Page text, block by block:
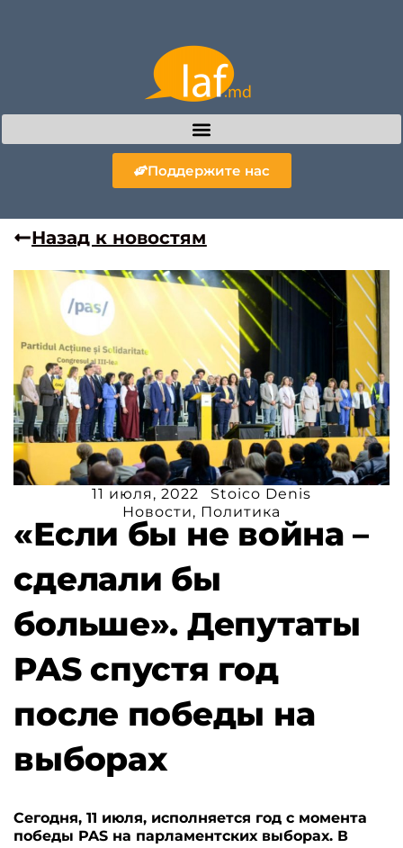
Поддержите нас
Назад к новостям
11 июля, 2022
Stoico Denis
Новости, Политика
«Если бы не война –
сделали бы
больше». Депутаты
PAS спустя год
после победы на
выборах
Сегодня, 11 июля, исполняется год с момента
победы PAS на парламентских выборах. В